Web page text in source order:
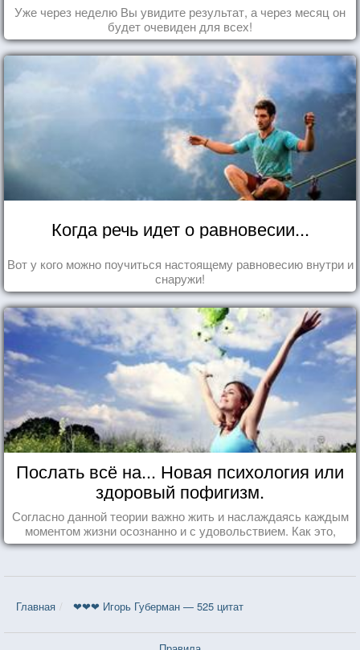
Уже через неделю Вы увидите результат, а через месяц он
будет очевиден для всех!
Когда речь идет о равновесии...
Вот у кого можно поучиться настоящему равновесию внутри и
снаружи!
Послать всё на... Новая психология или
здоровый пофигизм.
Согласно данной теории важно жить и наслаждаясь каждым
моментом жизни осознанно и с удовольствием. Как это,
попробуем разобраться на реальных примерах.
Главная ❤❤❤ Игорь Губерман — 525 цитат